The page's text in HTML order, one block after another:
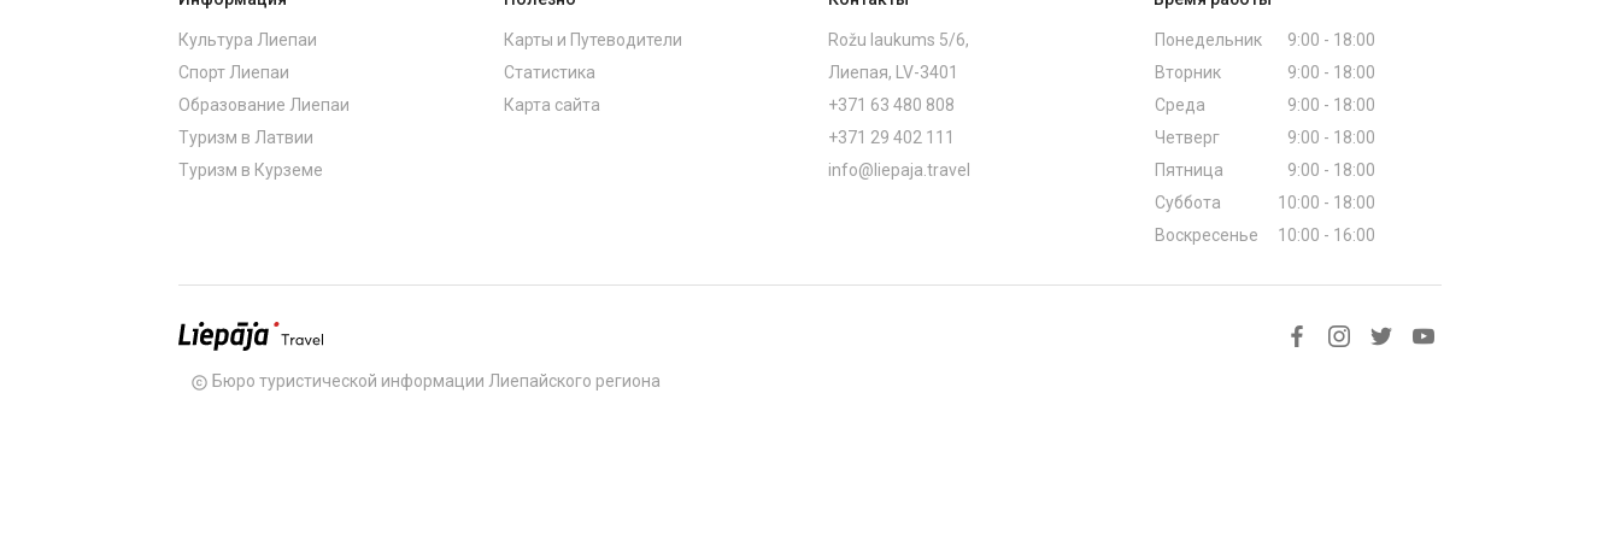
Культура Лиепаи
Спорт Лиепаи
Образование Лиепаи
Туризм в Латвии
Туризм в Курземе
Карты и Путеводители
Статистика
Карта сайта
Rožu laukums 5/6,
Лиепая, LV-3401
+371 63 480 808
+371 29 402 111
info@liepaja.travel
Понедельник
9:00 - 18:00
Вторник
9:00 - 18:00
Среда
9:00 - 18:00
Четверг
9:00 - 18:00
Пятница
9:00 - 18:00
Суббота
10:00 - 18:00
Воскресенье
10:00 - 16:00
copyright Бюро туристической информации Лиепайского региона